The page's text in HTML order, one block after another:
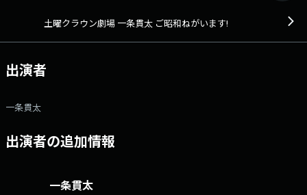
土曜クラウン劇場 一条貫太 ご昭和ねがいます!
出演者
一条貫太
出演者の追加情報
一条貫太